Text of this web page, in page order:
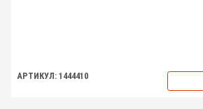
АРТИКУЛ: 1444410